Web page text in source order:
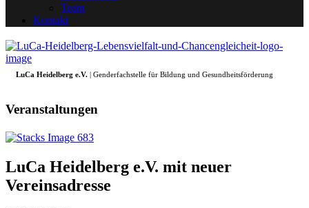
Team
Kontakt
LuCa Heidelberg e.V. | Genderfachstelle für Bildung und Gesundheitsförderung
Veranstaltungen
LuCa Heidelberg e.V. mit neuer
Vereinsadresse